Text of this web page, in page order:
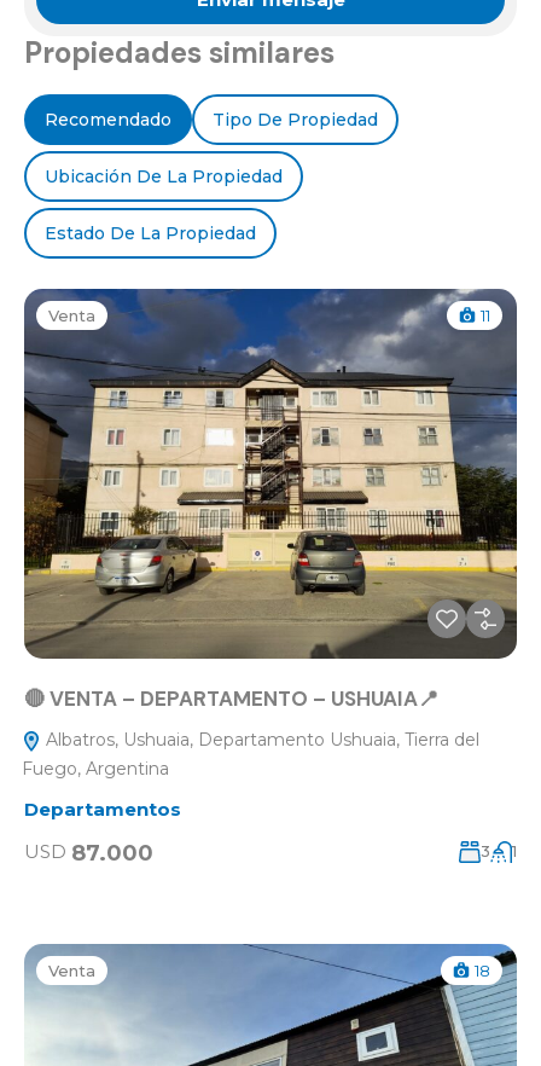
Propiedades similares
Recomendado Tipo De Propiedad
Ubicación De La Propiedad
Estado De La Propiedad
Venta 11
🔴 VENTA – DEPARTAMENTO – USHUAIA📍
Albatros, Ushuaia, Departamento Ushuaia, Tierra del
Fuego, Argentina
Departamentos
USD 87.000 3 1
Venta 18